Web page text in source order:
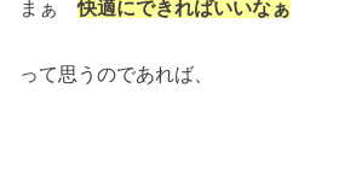
まぁ快適にできればいいなぁ
って思うのであれば、